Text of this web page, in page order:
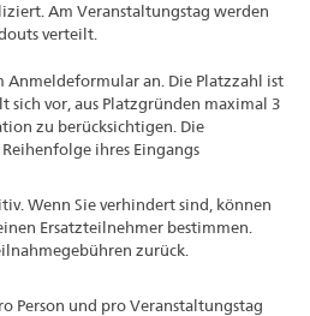
Am Veranstaltungstag werden
verteilt.
Anmeldeformular an. Die Platzzahl ist
sich vor, aus Platzgründen maximal 3
zu berücksichtigen. Die
ihres Eingangs
Wenn Sie verhindert sind, können
Ersatzteilnehmer bestimmen.
zurück.
Person und pro Veranstaltungstag